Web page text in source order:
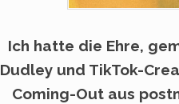
Ich hatte die Ehre,
Dudley und TikTok-
Coming-Out aus